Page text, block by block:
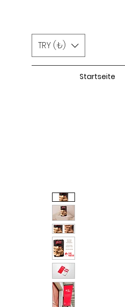
TRY (₺)
Startseite